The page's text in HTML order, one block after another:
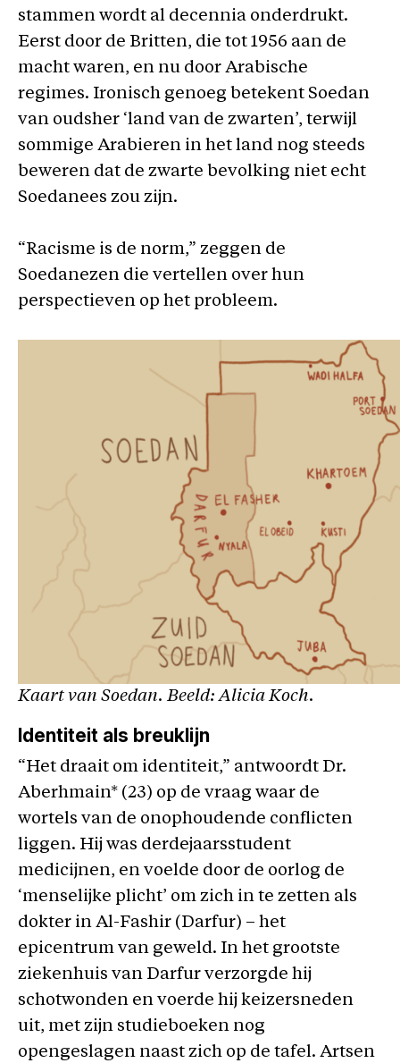
stammen wordt al decennia onderdrukt.
Eerst door de Britten, die tot 1956 aan de
macht waren, en nu door Arabische
regimes. Ironisch genoeg betekent Soedan
van oudsher ‘land van de zwarten’, terwijl
sommige Arabieren in het land nog steeds
beweren dat de zwarte bevolking niet echt
Soedanees zou zijn.
“Racisme is de norm,” zeggen de
Soedanezen die vertellen over hun
perspectieven op het probleem.
Kaart van Soedan. Beeld: Alicia Koch.
Identiteit als breuklijn
“Het draait om identiteit,” antwoordt Dr.
Aberhmain* (23) op de vraag waar de
wortels van de onophoudende conflicten
liggen. Hij was derdejaarsstudent
medicijnen, en voelde door de oorlog de
‘menselijke plicht’ om zich in te zetten als
dokter in Al-Fashir (Darfur) – het
epicentrum van geweld. In het grootste
ziekenhuis van Darfur verzorgde hij
schotwonden en voerde hij keizersneden
uit, met zijn studieboeken nog
opengeslagen naast zich op de tafel. Artsen